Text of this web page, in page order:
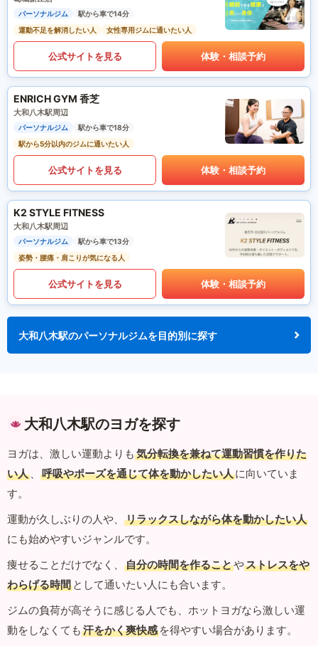
パーソナルジム
駅から車で14分
運動不足を解消したい人
女性専用ジムに通いたい人
公式サイトを見る 体験・相談予約
ENRICH GYM 香芝
大和八木駅周辺
パーソナルジム
駅から車で18分
駅から5分以内のジムに通いたい人
公式サイトを見る 体験・相談予約
K2 STYLE FITNESS
大和八木駅周辺
パーソナルジム
駅から車で13分
姿勢・腰痛・肩こりが気になる人
公式サイトを見る 体験・相談予約
大和八木駅のパーソナルジムを目的別に探す
大和八木駅のヨガを探す
ヨガは、激しい運動よりも 気分転換を兼ねて運動習慣を作りた
い人 、 呼吸やポーズを通じて体を動かしたい人に向いていま
す。
運動が久しぶりの人や、
リラックスしながら体を動かしたい人
にも始めやすいジャンルです。
痩せることだけでなく、
自分の時間を作ることやストレスをや
わらげる時間 として通いたい人にも合います。
ジムの負荷が高そうに感じる人でも、ホットヨガなら激しい運
動をしなくても 汗をかく爽快感 を得やすい場合があります。